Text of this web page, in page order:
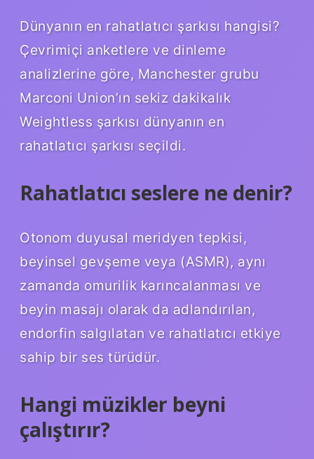
Dünyanın en rahatlatıcı şarkısı hangisi?
Çevrimiçi anketlere ve dinleme
analizlerine göre, Manchester grubu
Marconi Union’ın sekiz dakikalık
Weightless şarkısı dünyanın en
rahatlatıcı şarkısı seçildi.
Rahatlatıcı seslere ne denir?
Otonom duyusal meridyen tepkisi,
beyinsel gevşeme veya (ASMR), aynı
zamanda omurilik karıncalanması ve
beyin masajı olarak da adlandırılan,
endorfin salgılatan ve rahatlatıcı etkiye
sahip bir ses türüdür.
Hangi müzikler beyni
çalıştırır?